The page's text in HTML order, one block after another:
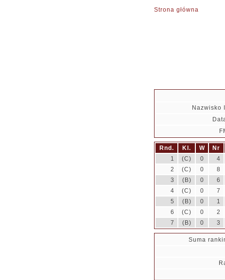
Strona główna
Nazwisko
Rnd. Kl. W Nr
1
(C) 0 4
2
(C) 0 8
3
(B) 0 6
4
(C) 0 7
5
(B) 0 1
6
(C) 0 2
7
(B) 0 3
Suma